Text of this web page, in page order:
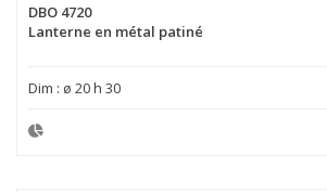
DBO 4720
Lanterne en métal patiné
Dim : ø 20 h 30